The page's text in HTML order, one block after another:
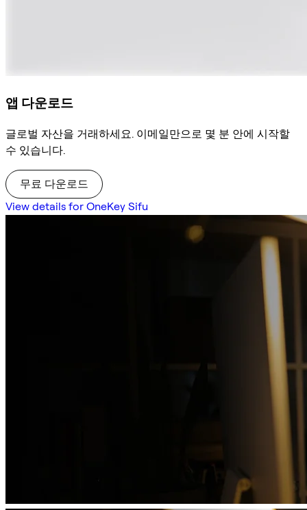
앱 다운로드
글로벌 자산을 거래하세요. 이메일만으로 몇 분 안에 시작할
수 있습니다.
무료 다운로드
View details for OneKey Sifu